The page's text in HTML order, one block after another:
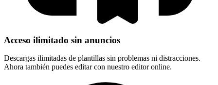
Acceso ilimitado sin anuncios
Descargas ilimitadas de plantillas sin problemas ni distracciones.
Ahora también puedes editar con nuestro editor online.